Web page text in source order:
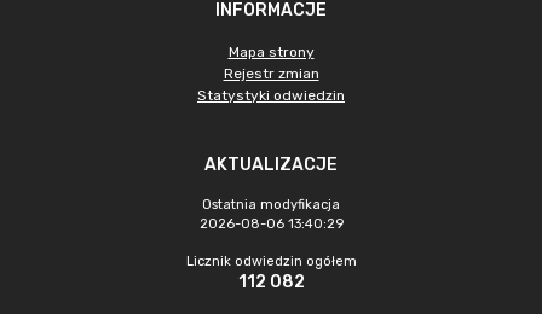
INFORMACJE
Mapa strony
Rejestr zmian
Statystyki odwiedzin
AKTUALIZACJE
Ostatnia modyfikacja
2026-08-06 13:40:29
Licznik odwiedzin ogółem
112 082